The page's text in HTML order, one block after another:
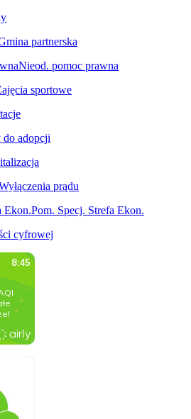
partnerska
Nieod. pomoc prawna
sportowe
do adopcji
prądu
Pom. Specj. Strefa Ekon.
cyfrowej